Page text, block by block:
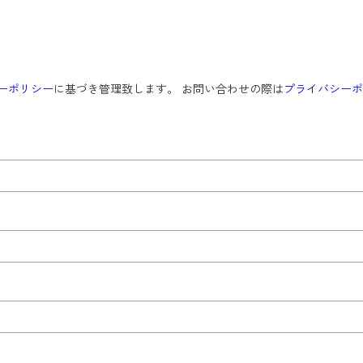
ポリシーに基づき管理致します。 お問い合わせの際はプライバシー